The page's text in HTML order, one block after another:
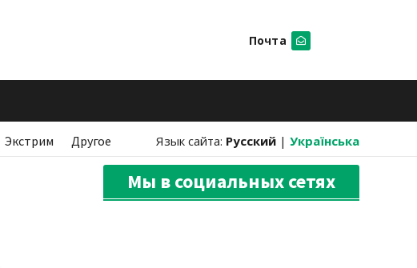
Почта
Экстрим Другое Язык сайта: Русский | Українська
Мы в социальных сетях